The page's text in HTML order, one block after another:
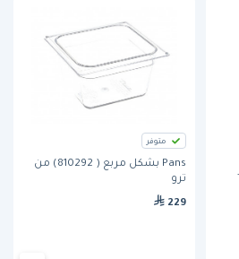
متوفر
Pans بشكل مربع ( 810292) من
ترو
229